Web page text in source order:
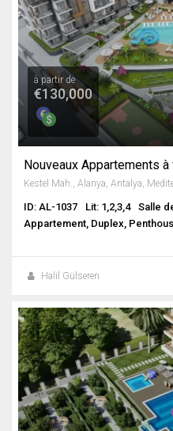
à partir de
€130,000
Nouveaux Appartements
ID: AL-1037 Lit: 1,2,3,4 Salle
Appartement, Duplex,
Halil Gülseren